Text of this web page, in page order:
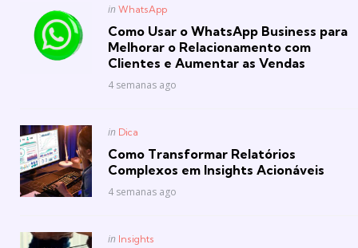
Posted
in WhatsApp
Como Usar o WhatsApp Business para
Melhorar o Relacionamento com
Clientes e Aumentar as Vendas
4 semanas ago
Posted
in Dica
Como Transformar Relatórios
Complexos em Insights Acionáveis
4 semanas ago
Posted
in Insights